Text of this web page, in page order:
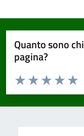
Quanto sono
pagina?
Valuta da 1 a 5 stelle la
Valuta
Valuta 3
Valuta 2 stelle
Valuta 1 stelle su 5